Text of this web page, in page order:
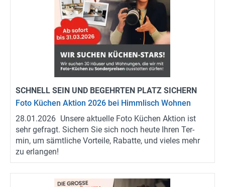
SCHNELL SEIN UND BE­GEHR­TEN PLATZ SI­CHERN
Foto Kü­chen Ak­ti­on 2026 bei Himm­lisch Woh­nen
28.01.2026 Un­se­re ak­tu­el­le Foto Kü­chen Ak­ti­on ist
sehr ge­fragt. Si­chern Sie sich noch heute Ihren Ter­
min, um sämt­li­che Vor­tei­le, Ra­bat­te, und vie­les mehr
zu er­lan­gen!